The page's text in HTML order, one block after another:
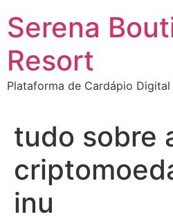
para
conteúdo
Serena
Resort
Plataforma de Cardápio Digital
tudo sobre
inu